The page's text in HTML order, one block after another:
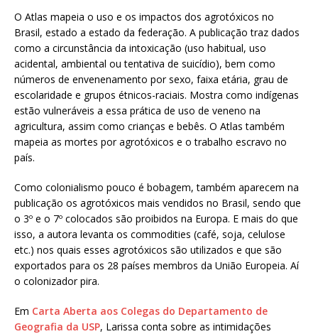
O Atlas mapeia o uso e os impactos dos agrotóxicos no
Brasil, estado a estado da federação. A publicação traz dados
como a circunstância da intoxicação (uso habitual, uso
acidental, ambiental ou tentativa de suicídio), bem como
números de envenenamento por sexo, faixa etária, grau de
escolaridade e grupos étnicos-raciais. Mostra como indígenas
estão vulneráveis a essa prática de uso de veneno na
agricultura, assim como crianças e bebês. O Atlas também
mapeia as mortes por agrotóxicos e o trabalho escravo no
país.
Como colonialismo pouco é bobagem, também aparecem na
publicação os agrotóxicos mais vendidos no Brasil, sendo que
o 3º e o 7º colocados são proibidos na Europa. E mais do que
isso, a autora levanta os commodities (café, soja, celulose
etc.) nos quais esses agrotóxicos são utilizados e que são
exportados para os 28 países membros da União Europeia. Aí
o colonizador pira.
Em Carta Aberta aos Colegas do Departamento de
Geografia da USP, Larissa conta sobre as intimidações